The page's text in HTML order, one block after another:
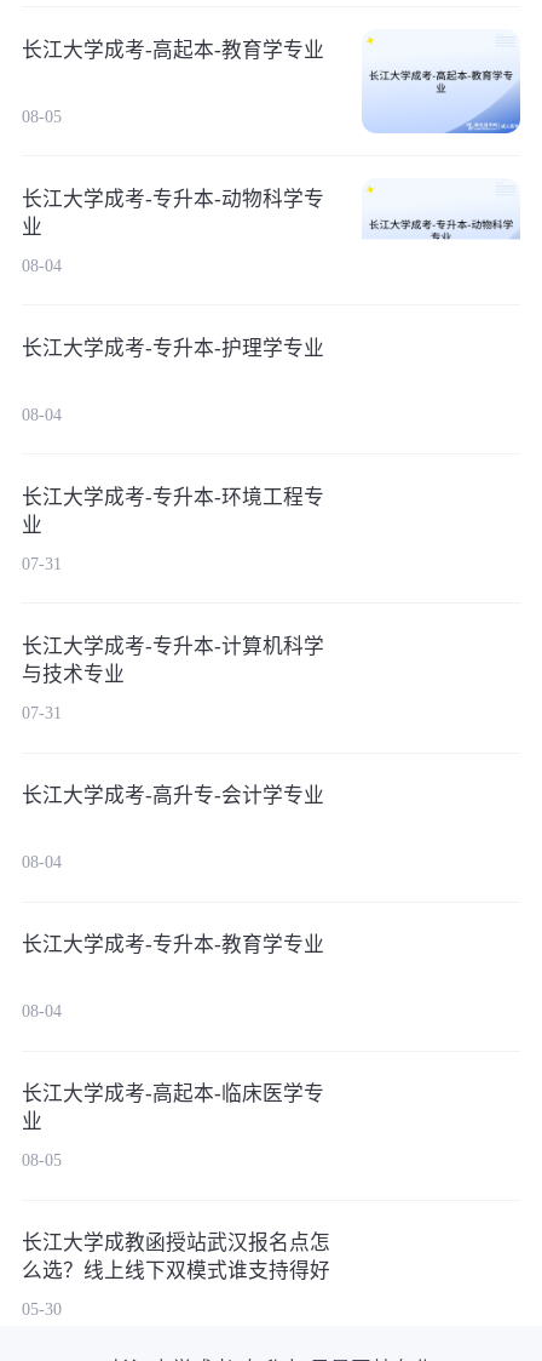
长江大学成考-高起本-教育学专业
08-05
长江大学成考-专升本-动物科学专
业
08-04
长江大学成考-专升本-护理学专业
08-04
长江大学成考-专升本-环境工程专
业
07-31
长江大学成考-专升本-计算机科学
与技术专业
07-31
长江大学成考-高升专-会计学专业
08-04
长江大学成考-专升本-教育学专业
08-04
长江大学成考-高起本-临床医学专
业
08-05
长江大学成教函授站武汉报名点怎
么选？线上线下双模式谁支持得好
05-30